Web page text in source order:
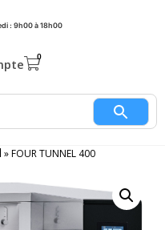
: 9h00 à 18h00
»FOUR TUNNEL 400